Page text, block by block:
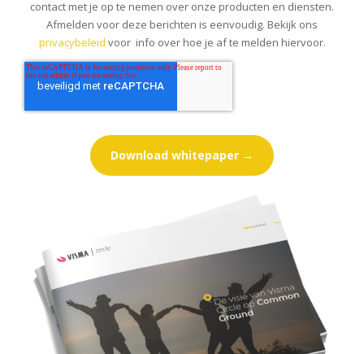
contact met je op te nemen over onze producten en diensten.
Afmelden voor deze berichten is eenvoudig. Bekijk ons
privacybeleid voor info over hoe je af te melden hiervoor.